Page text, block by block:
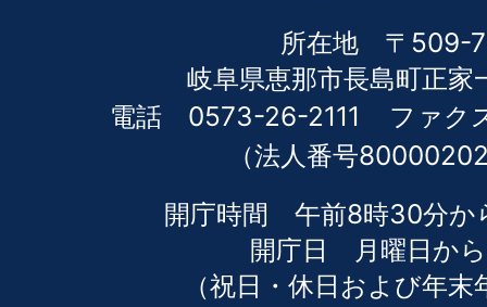
所在地 〒509-
岐阜県恵那市長島町正家
電話 0573-26-2111
ファ
（法人番号
開庁時間 午前8時30分か
開庁日 月曜日か
（祝日・休日および年